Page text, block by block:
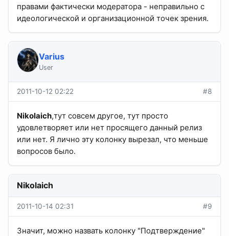
правами фактически модератора - неправильно с
идеологической и организационной точек зрения.
Varius
User
2011-10-12 02:22 #8
Nikolaich,тут совсем другое, тут просто
удовлетворяет или нет просящего данный релиз
или нет. Я лично эту колонку вырезал, что меньше
вопросов было.
Nikolaich
2011-10-14 02:31 #9
Значит, можно назвать колонку "Подтверждение"